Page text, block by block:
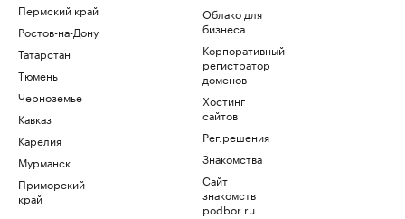
Пермский край
Ростов-на-Дону
Татарстан
Тюмень
Черноземье
Кавказ
Карелия
Мурманск
Приморский
край
Облако для
бизнеса
Корпоративный
регистратор
доменов
Хостинг
сайтов
Рег.решения
Знакомства
Сайт
знакомств
podbor.ru